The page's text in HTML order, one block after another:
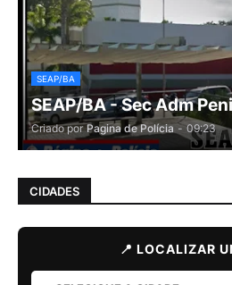
SEAP/BA
SEAP/BA - Sec Adm
Criado por Pagina de Polícia - 09:23
CIDADES
📍 LOCALIZAR